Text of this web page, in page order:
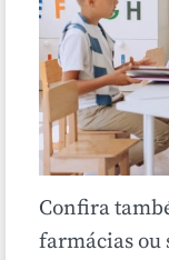
Confira
farmácias ou